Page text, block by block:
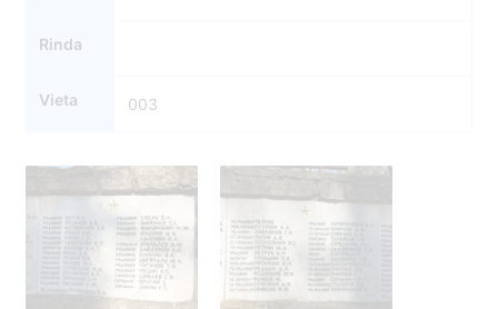
Rinda
Vieta 003